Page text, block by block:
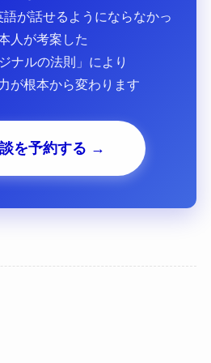
が話せるようにならなかっ
人が考案した
ナルの法則」により
が根本から変わります
を予約する →